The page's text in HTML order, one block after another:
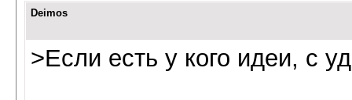
Deimos
>Если есть у кого идеи, с